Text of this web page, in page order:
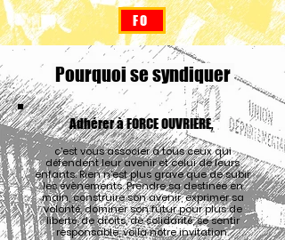
FO
Pourquoi se syndiquer
Adhérer à FORCE OUVRIERE,
c’est vous associer à tous ceux qui
défendent leur avenir et celui de leurs
enfants. Rien n’est plus grave que de subir
les évènements. Prendre sa destinée en
main, construire son avenir, exprimer sa
volonté, dominer son futur pour plus de
liberté, de droits, de solidarité, se sentir
responsable, voilà notre invitation.